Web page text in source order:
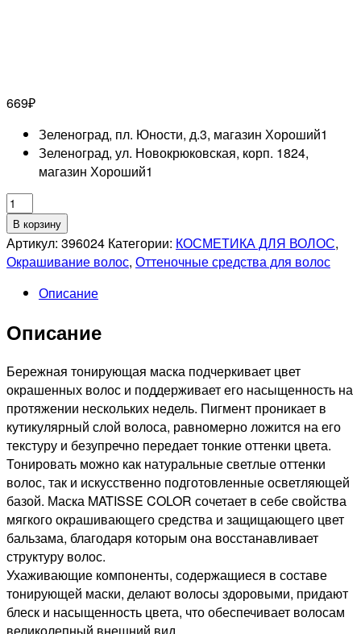
669₽
Зеленоград, пл. Юности, д.3, магазин Хороший1
Зеленоград, ул. Новокрюковская, корп. 1824,
магазин Хороший1
Количество
товара
OLLIN
PROFESSIONAL
COLOR
маска
300мл
В корзину
Артикул: 396024 Категории: КОСМЕТИКА ДЛЯ ВОЛОС,
Окрашивание волос, Оттеночные средства для волос
Описание
Описание
Бережная тонирующая маска подчеркивает цвет
окрашенных волос и поддерживает его насыщенность на
протяжении нескольких недель. Пигмент проникает в
кутикулярный слой волоса, равномерно ложится на его
текстуру и безупречно передает тонкие оттенки цвета.
Тонировать можно как натуральные светлые оттенки
волос, так и искусственно подготовленные осветляющей
базой. Маска MATISSE COLOR сочетает в себе свойства
мягкого окрашивающего средства и защищающего цвет
бальзама, благодаря которым она восстанавливает
структуру волос.
Ухаживающие компоненты, содержащиеся в составе
тонирующей маски, делают волосы здоровыми, придают
блеск и насыщенность цвета, что обеспечивает волосам